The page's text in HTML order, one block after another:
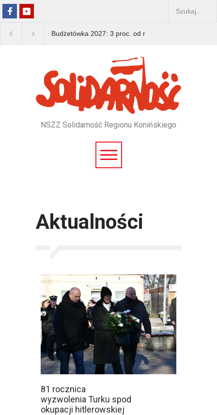
Budżetówka 2027: 3 proc. od rządu, 15 proc. od
NSZZ Solidarność Regionu Konińskiego
Aktualności
81 rocznica
wyzwolenia Turku spod
okupacji hitlerowskiej